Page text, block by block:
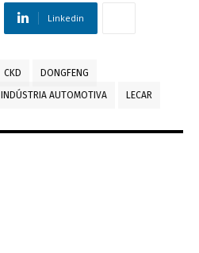
Linkedin
CKD
DONGFENG
INDÚSTRIA AUTOMOTIVA
LECAR